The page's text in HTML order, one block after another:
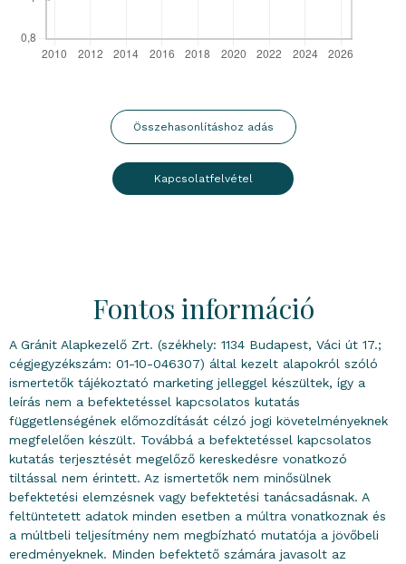
Összehasonlításhoz adás
Kapcsolatfelvétel
Fontos információ
A Gránit Alapkezelő Zrt. (székhely: 1134 Budapest, Váci út 17.;
cégjegyzékszám: 01-10-046307) által kezelt alapokról szóló
ismertetők tájékoztató marketing jelleggel készültek, így a
leírás nem a befektetéssel kapcsolatos kutatás
függetlenségének előmozdítását célzó jogi követelményeknek
megfelelően készült. Továbbá a befektetéssel kapcsolatos
kutatás terjesztését megelőző kereskedésre vonatkozó
tiltással nem érintett. Az ismertetők nem minősülnek
befektetési elemzésnek vagy befektetési tanácsadásnak. A
feltüntetett adatok minden esetben a múltra vonatkoznak és
a múltbeli teljesítmény nem megbízható mutatója a jövőbeli
eredményeknek. Minden befektető számára javasolt az